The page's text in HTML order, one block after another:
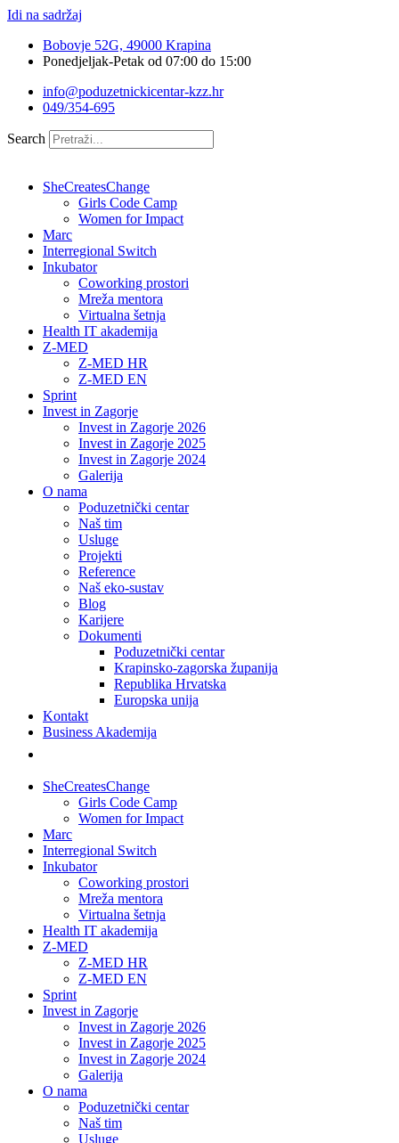
Idi na sadržaj
Bobovje 52G, 49000 Krapina
Ponedjeljak-Petak od 07:00 do 15:00
info@poduzetnickicentar-kzz.hr
049/354-695
Search
SheCreatesChange
Girls Code Camp
Women for Impact
Marc
Interregional Switch
Inkubator
Coworking prostori
Mreža mentora
Virtualna šetnja
Health IT akademija
Z-MED
Z-MED HR
Z-MED EN
Sprint
Invest in Zagorje
Invest in Zagorje 2026
Invest in Zagorje 2025
Invest in Zagorje 2024
Galerija
O nama
Poduzetnički centar
Naš tim
Usluge
Projekti
Reference
Naš eko-sustav
Blog
Karijere
Dokumenti
Poduzetnički centar
Krapinsko-zagorska županija
Republika Hrvatska
Europska unija
Kontakt
Business Akademija
SheCreatesChange
Girls Code Camp
Women for Impact
Marc
Interregional Switch
Inkubator
Coworking prostori
Mreža mentora
Virtualna šetnja
Health IT akademija
Z-MED
Z-MED HR
Z-MED EN
Sprint
Invest in Zagorje
Invest in Zagorje 2026
Invest in Zagorje 2025
Invest in Zagorje 2024
Galerija
O nama
Poduzetnički centar
Naš tim
Usluge